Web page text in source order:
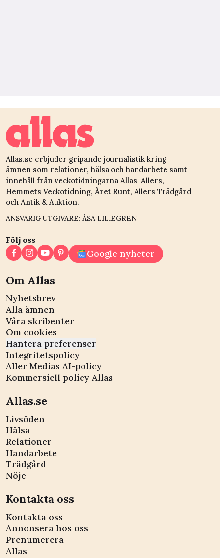
Allas.se erbjuder gripande journalistik kring
ämnen som relationer, hälsa och handarbete samt
innehåll från veckotidningarna Allas, Allers,
Hemmets Veckotidning, Året Runt, Allers Trädgård
och Antik & Auktion.
ANSVARIG UTGIVARE: ÅSA LILIEGREN
Följ oss
Google nyheter
Om Allas
Nyhetsbrev
Alla ämnen
Våra skribenter
Om cookies
Hantera preferenser
Integritetspolicy
Aller Medias AI-policy
Kommersiell policy Allas
Allas.se
Livsöden
Hälsa
Relationer
Handarbete
Trädgård
Nöje
Kontakta oss
Kontakta oss
Annonsera hos oss
Prenumerera
Allas